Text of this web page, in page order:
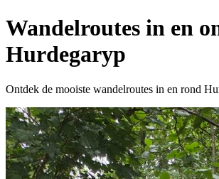
Wandelroutes in en
Hurdegaryp
Ontdek de mooiste wandelroutes in en rond